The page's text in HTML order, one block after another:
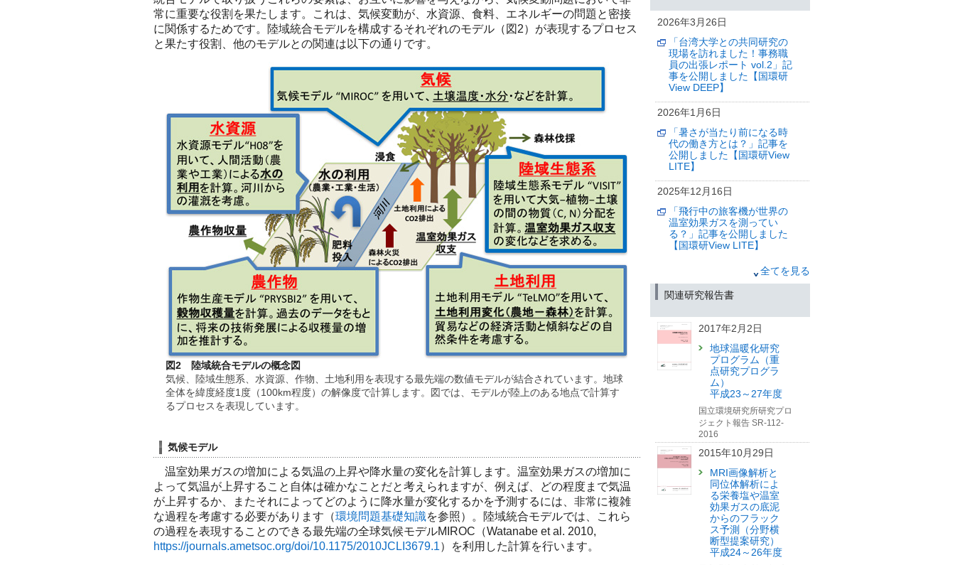
常に重要な役割を果たします。これは、気候変動が、水資源、食料、エネルギーの問題と密接
に関係するためです。陸域統合モデルを構成するそれぞれのモデル（図2）が表現するプロセス
と果たす役割、他のモデルとの関連は以下の通りです。
図2 陸域統合モデルの概念図
気候、陸域生態系、水資源、作物、土地利用を表現する最先端の数値モデルが結合されています。地球
全体を緯度経度1度（100km程度）の解像度で計算します。図では、モデルが陸上のある地点で計算す
るプロセスを表現しています。
気候モデル
温室効果ガスの増加による気温の上昇や降水量の変化を計算します。温室効果ガスの増加に
よって気温が上昇すること自体は確かなことだと考えられますが、例えば、どの程度まで気温
が上昇するか、またそれによってどのように降水量が変化するかを予測するには、非常に複雑
な過程を考慮する必要があります（環境問題基礎知識を参照）。陸域統合モデルでは、これら
の過程を表現することのできる最先端の全球気候モデルMIROC（Watanabe et al. 2010,
https://journals.ametsoc.org/doi/10.1175/2010JCLI3679.1）を利用した計算を行います。
LITE】
2025年12月16日
「飛行中の旅客機が世界の
温室効果ガスを測ってい
る？」記事を公開しました
気候変動の抑制に向けて：
将来の温暖化とこれから排
出できる二酸化炭素量の予
（筑波研究学園都市記者会、環境省記
者クラブ、環境記者会同時配付）
2025年12月3日
航空機による大気観測プロ
～ボーイング787-9型機によ
る大気観測を開始～
者クラブ、環境記者会同時配布）
2026年3月26日
「台湾大学との共同研究の
現場を訪れました！事務職
員の出張レポート vol.2」記
事を公開しました【国環研
View DEEP】
2026年1月6日
「暑さが当たり前になる時
代の働き方とは？」記事を
公開しました【国環研View
LITE】
2025年12月16日
「飛行中の旅客機が世界の
温室効果ガスを測ってい
る？」記事を公開しました
【国環研View LITE】
「経験したことのない暑さ
が「日常」となる世界で働
した【国環研View DEEP】
2025年9月8日
「温室効果ガスの大きな排
出源を宇宙からみつけ
る？」記事を公開しました
2025年7月24日
「2つのセンサを託してロケ
ット打上げ GOSAT-GW、
ついに宇宙へ」記事を公開
しました【国環研View
DEEP】
2025年7月9日
「「今年、ヒバリはいつ鳴
いた？」—“季節のズレ”を追
う全国の観察者たちと
全てを見る
関連研究報告書
2017年2月2日
地球温暖化研究
プログラム（重
点研究プログラ
ム）
平成23～27年度
国立環境研究所研究プロ
ジェクト報告 SR-112-
2016
2015年10月29日
MRI画像解析と
同位体解析によ
る栄養塩や温室
効果ガスの底泥
からのフラック
ス予測（分野横
断型提案研究）
平成24～26年度